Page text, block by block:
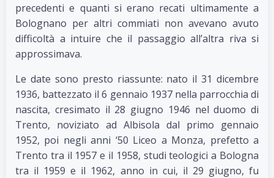
precedenti e quanti si erano recati ultimamente a
Bolognano per altri commiati non avevano avuto
difficoltà a intuire che il passaggio all’altra riva si
approssimava.
Le date sono presto riassunte: nato il 31 dicembre
1936, battezzato il 6 gennaio 1937 nella parrocchia di
nascita, cresimato il 28 giugno 1946 nel duomo di
Trento, noviziato ad Albisola dal primo gennaio
1952, poi negli anni ‘50 Liceo a Monza, prefetto a
Trento tra il 1957 e il 1958, studi teologici a Bologna
tra il 1959 e il 1962, anno in cui, il 29 giugno, fu